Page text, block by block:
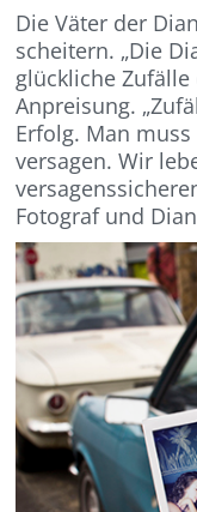
Die Väter der
scheitern. „Die
glückliche
Anpreisung.
Erfolg. Man
versagen. Wir
Fotograf und